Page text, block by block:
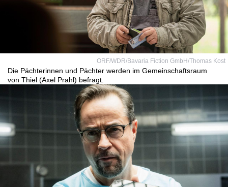
ORF/WDR/Bavaria Fiction GmbH/Thomas Kost
Die Pächterinnen und Pächter werden im Gemeinschaftsraum
von Thiel (Axel Prahl) befragt.